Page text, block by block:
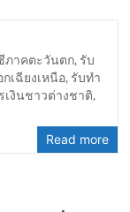
ภาคตะวันตก, รับ
เฉียงเหนือ, รับทำ
เงินชาวต่างชาติ,
Read more